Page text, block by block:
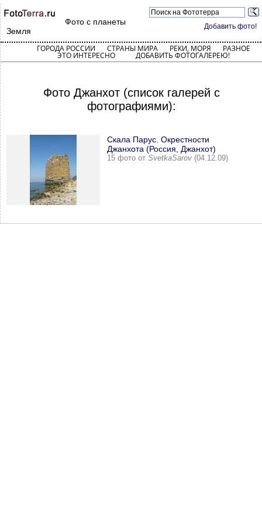
Добавить фото!
Фото с планеты
Земля
ГОРОДА РОССИИ СТРАНЫ МИРА РЕКИ, МОРЯ РАЗНОЕ
ЭТО ИНТЕРЕСНО ДОБАВИТЬ ФОТОГАЛЕРЕЮ!
Фото Джанхот (список галерей с
фотографиями):
Скала Парус. Окрестности
Джанхота (Россия, Джанхот)
15 фото от SvetkaSarov (04.12.09)